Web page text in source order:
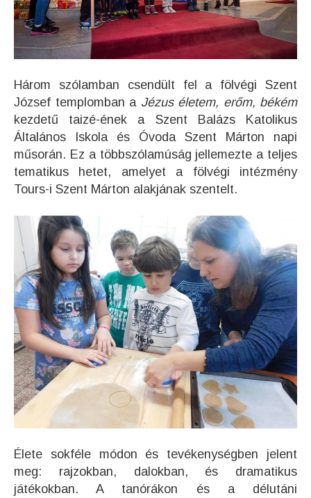
Három szólamban csendült fel a fölvégi Szent
József templomban a Jézus életem, erőm, békém
kezdetű taizé-ének a Szent Balázs Katolikus
Általános Iskola és Óvoda Szent Márton napi
műsorán. Ez a többszólamúság jellemezte a teljes
tematikus hetet, amelyet a fölvégi intézmény
Tours-i Szent Márton alakjának szentelt.
Élete sokféle módon és tevékenységben jelent
meg: rajzokban, dalokban, és dramatikus
játékokban. A tanórákon és a délutáni